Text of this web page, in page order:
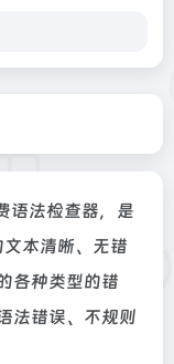
语法检查器，是
本清晰、无错
各种类型的错
法错误、不规则